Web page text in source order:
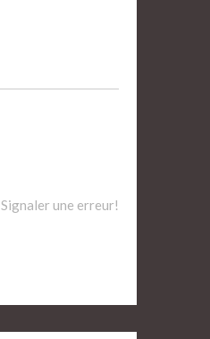
Signaler une erreur!